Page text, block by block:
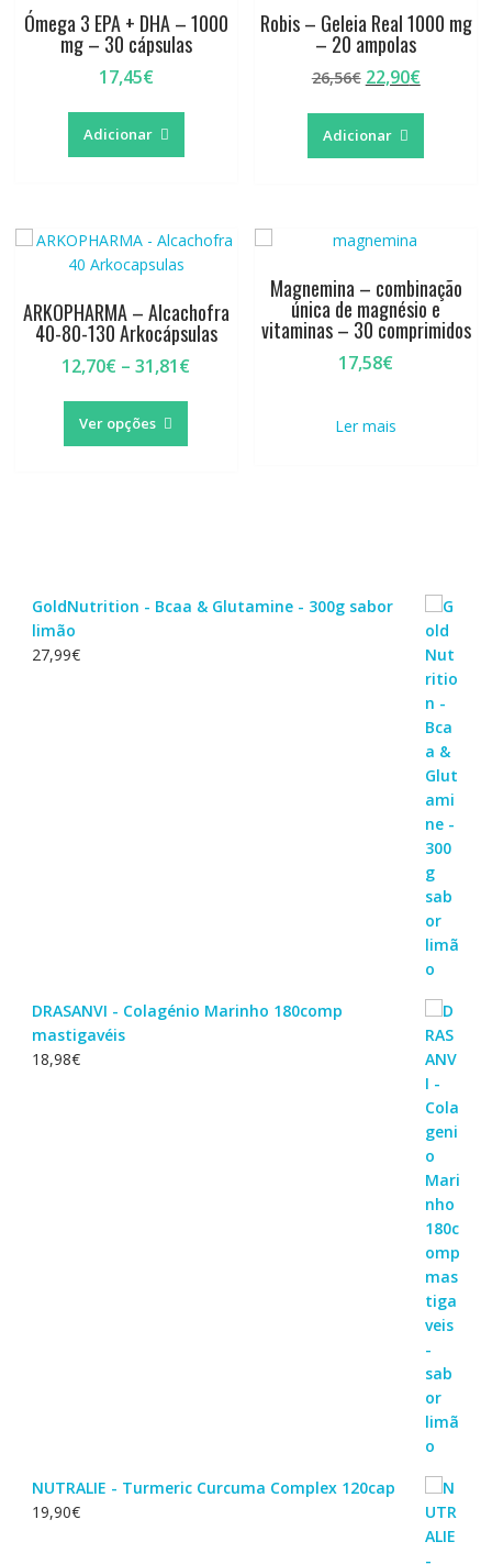
Ómega 3 EPA + DHA – 1000
mg – 30 cápsulas
17,45€
Adicionar
Robis – Geleia Real 1000 mg
– 20 ampolas
26,56€ O
original
era:
22,90€O
Adicionar
ARKOPHARMA – Alcachofra
40-80-130 Arkocápsulas
12,70€ – 31,81€Price
Ver opções
This
has
chosen
Magnemina – combinação
única de magnésio e
vitaminas – 30 comprimidos
17,58€
Ler mais
GoldNutrition - Bcaa & Glutamine - 300g sabor
limão
27,99€
DRASANVI - Colagénio Marinho 180comp
mastigavéis
18,98€
NUTRALIE - Turmeric Curcuma Complex 120cap
19,90€